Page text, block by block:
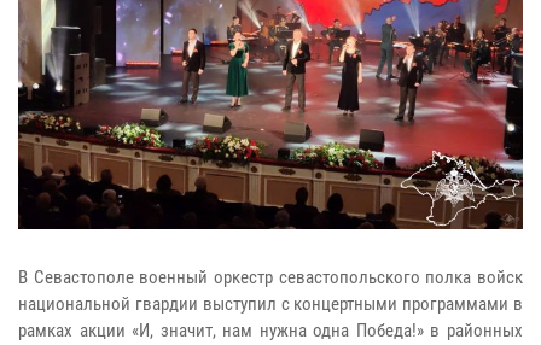
В Севастополе военный оркестр севастопольского полка войск
национальной гвардии выступил с концертными программами в
рамках акции «И, значит, нам нужна одна Победа!» в районных